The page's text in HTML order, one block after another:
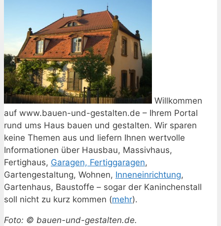
Willkommen
auf www.bauen-und-gestalten.de – Ihrem Portal
rund ums Haus bauen und gestalten. Wir sparen
keine Themen aus und liefern Ihnen wertvolle
Informationen über Hausbau, Massivhaus,
Fertighaus, Garagen, Fertiggaragen,
Gartengestaltung, Wohnen, Inneneinrichtung,
Gartenhaus, Baustoffe – sogar der Kaninchenstall
soll nicht zu kurz kommen (mehr).
Foto: © bauen-und-gestalten.de.